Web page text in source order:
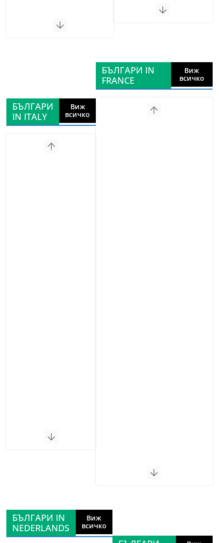
БЪЛГАРИ
IN ITALY
Виж
всичко
БЪЛГАРИ IN
FRANCE
Виж
всичко
БЪЛГАРИ IN
NEDERLANDS
Виж
всичко